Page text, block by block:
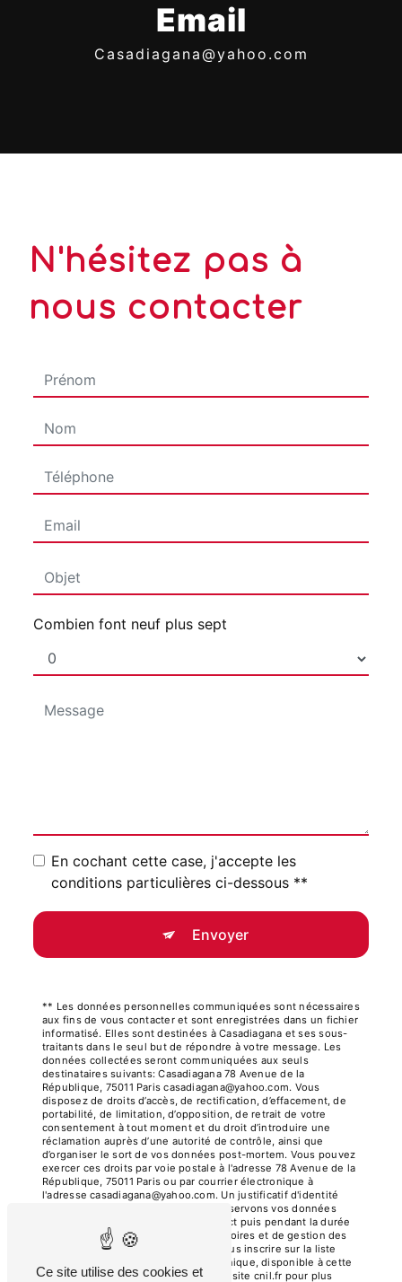
Email
casadiagana@yahoo.com
N'hésitez pas à
nous contacter
Combien font neuf plus sept
En cochant cette case, j'accepte les
conditions particulières ci-dessous **
Envoyer
** Les données personnelles communiquées sont nécessaires
aux fins de vous contacter et sont enregistrées dans un fichier
informatisé. Elles sont destinées à Casadiagana et ses sous-
traitants dans le seul but de répondre à votre message. Les
données collectées seront communiquées aux seuls
destinataires suivants: Casadiagana 78 Avenue de la
République, 75011 Paris casadiagana@yahoo.com. Vous
disposez de droits d’accès, de rectification, d’effacement, de
portabilité, de limitation, d’opposition, de retrait de votre
consentement à tout moment et du droit d’introduire une
réclamation auprès d’une autorité de contrôle, ainsi que
d’organiser le sort de vos données post-mortem. Vous pouvez
exercer ces droits par voie postale à l'adresse 78 Avenue de la
République, 75011 Paris ou par courrier électronique à
l'adresse casadiagana@yahoo.com. Un justificatif d'identité
pourra vous être demandé. Nous conservons vos données
pendant la période de prise de contact puis pendant la durée
de prescription légale aux fins probatoires et de gestion des
contentieux. Vous avez le droit de vous inscrire sur la liste
d'opposition au démarchage téléphonique, disponible à cette
adresse: Bloctel.gouv.fr. Consultez le site cnil.fr pour plus
Ce site utilise des cookies et